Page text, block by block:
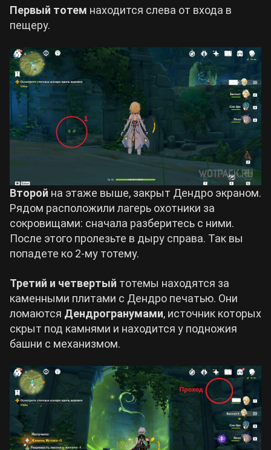
Первый тотем находится слева от входа в
пещеру.
Второй на этаже выше, закрыт Дендро экраном.
Рядом расположили лагерь охотники за
сокровищами: сначала разберитесь с ними.
После этого пролезьте в дыру справа. Так вы
попадете ко 2-му тотему.
Третий и четвертый тотемы находятся за
каменными плитами с Дендро печатью. Они
ломаются Дендрогранумами, источник которых
скрыт под камнями и находится у подножия
башни с механизмом.